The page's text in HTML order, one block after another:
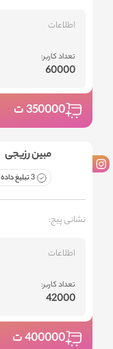
اطلاعات
تعداد کاربر:
60000
350000ت
مبین رزیجی
3 تبلیغ داده شده
نشانی پیج:
اطلاعات
تعداد کاربر:
42000
400000ت